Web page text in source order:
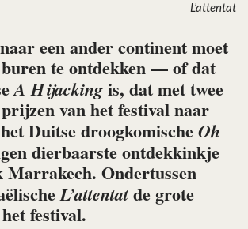
L’attentat
een ander continent moet
te ontdekken — of dat
A Hijackingis, dat met twee
van het festival naar
Duitse droogkomischeOh
dierbaarste ontdekkinkje
Marrakech. Ondertussen
L’attentatde grote
festival.